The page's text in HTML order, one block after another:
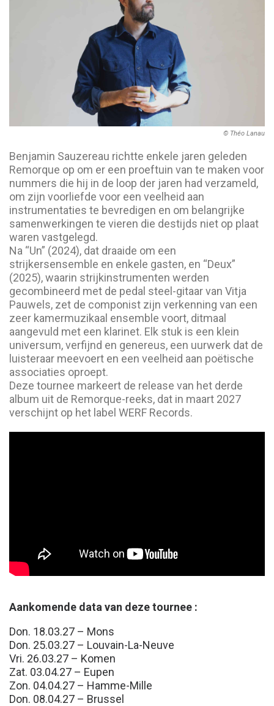
© Théo Lanau
Benjamin Sauzereau richtte enkele jaren geleden
Remorque op om er een proeftuin van te maken voor
nummers die hij in de loop der jaren had verzameld,
om zijn voorliefde voor een veelheid aan
instrumentaties te bevredigen en om belangrijke
samenwerkingen te vieren die destijds niet op plaat
waren vastgelegd.
Na “Un” (2024), dat draaide om een
strijkersensemble en enkele gasten, en “Deux”
(2025), waarin strijkinstrumenten werden
gecombineerd met de pedal steel-gitaar van Vitja
Pauwels, zet de componist zijn verkenning van een
zeer kamermuzikaal ensemble voort, ditmaal
aangevuld met een klarinet. Elk stuk is een klein
universum, verfijnd en genereus, een uurwerk dat de
luisteraar meevoert en een veelheid aan poëtische
associaties oproept.
Deze tournee markeert de release van het derde
album uit de Remorque-reeks, dat in maart 2027
verschijnt op het label WERF Records.
Aankomende data van deze tournee :
Don. 18.03.27 – Mons
Don. 25.03.27 – Louvain-La-Neuve
Vri. 26.03.27 – Komen
Zat. 03.04.27 – Eupen
Zon. 04.04.27 – Hamme-Mille
Don. 08.04.27 – Brussel